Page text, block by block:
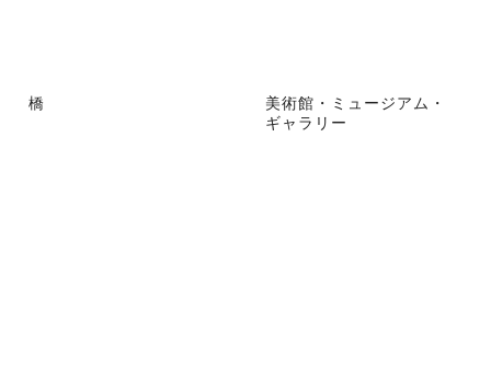
橋
美術館・ミュージアム・
ギャラリー